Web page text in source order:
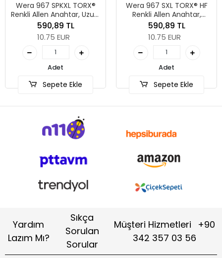
Wera 967 SPKXL TORX®
Renkli Allen Anahtar, Uzun,
TX 20 x 137 mm
590,89 TL
10.75 EUR
Adet
Sepete Ekle
Wera 967 SXL TORX® HF
Renkli Allen Anahtar,
Tutma Fonksiyonlu, Uzun,
TX 15 x 123 mm
590,89 TL
10.75 EUR
Adet
Sepete Ekle
Yardım
Lazım Mı?
Sıkça
Sorulan
Sorular
Müşteri Hizmetleri
+90
342 357 03 56